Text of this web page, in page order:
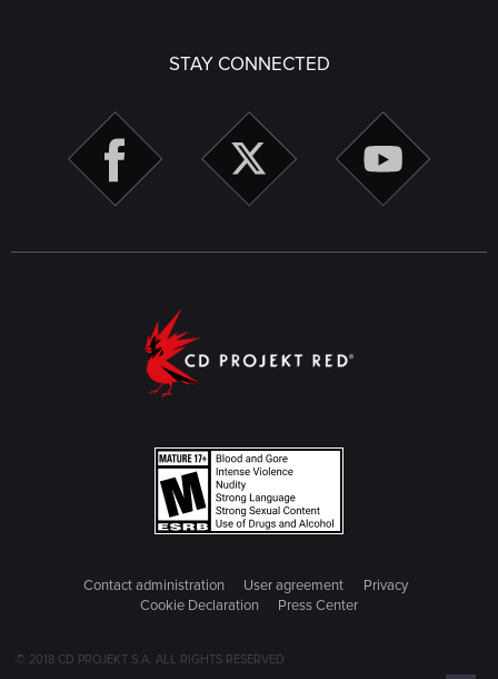
STAY CONNECTED
Contact administration User agreement
Privacy
Cookie Declaration
Press Center
© 2018 CD PROJEKT S.A. ALL RIGHTS RESERVED